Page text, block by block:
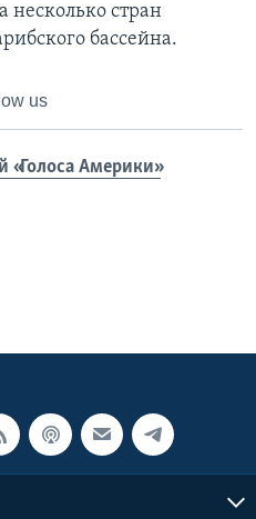
несколько стран
бассейна.
us
«Голоса Америки»